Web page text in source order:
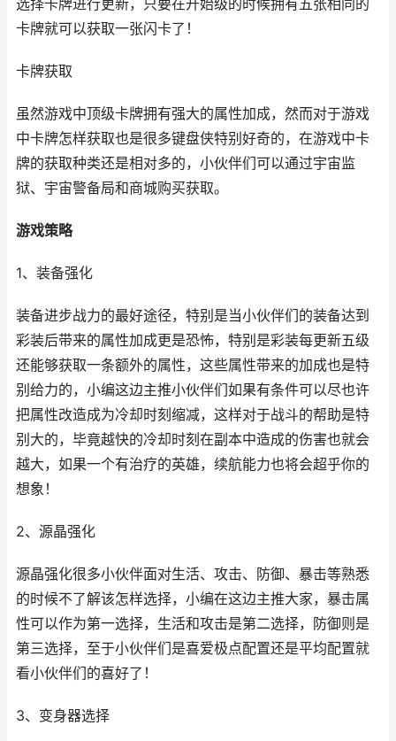
选择卡牌进行更新，只要在开始级的时候拥有五张相同的
卡牌就可以获取一张闪卡了！
卡牌获取
虽然游戏中顶级卡牌拥有强大的属性加成，然而对于游戏
中卡牌怎样获取也是很多键盘侠特别好奇的，在游戏中卡
牌的获取种类还是相对多的，小伙伴们可以通过宇宙监
狱、宇宙警备局和商城购买获取。
游戏策略
1、装备强化
装备进步战力的最好途径，特别是当小伙伴们的装备达到
彩装后带来的属性加成更是恐怖，特别是彩装每更新五级
还能够获取一条额外的属性，这些属性带来的加成也是特
别给力的，小编这边主推小伙伴们如果有条件可以尽也许
把属性改造成为冷却时刻缩减，这样对于战斗的帮助是特
别大的，毕竟越快的冷却时刻在副本中造成的伤害也就会
越大，如果一个有治疗的英雄，续航能力也将会超乎你的
想象！
2、源晶强化
源晶强化很多小伙伴面对生活、攻击、防御、暴击等熟悉
的时候不了解该怎样选择，小编在这边主推大家，暴击属
性可以作为第一选择，生活和攻击是第二选择，防御则是
第三选择，至于小伙伴们是喜爱极点配置还是平均配置就
看小伙伴们的喜好了！
3、变身器选择